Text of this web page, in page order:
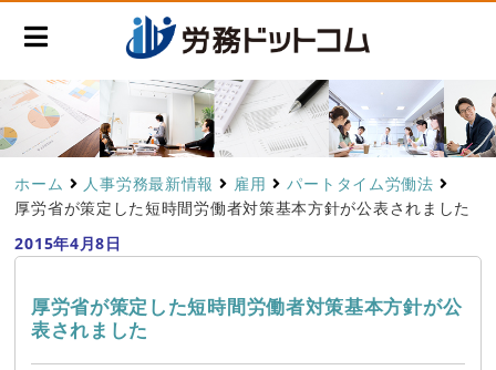
ホーム 人事労務最新情報 雇用
パートタイム労働法
厚労省が策定した短時間労働者対策基本方針が公表されました
2015年4月8日
厚労省が策定した短時間労働者対策基本方針が公
表されました